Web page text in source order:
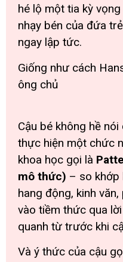
hé lộ một tia kỳ
nhạy bén của đứa
ngay lập tức.
Giống như cách
ông chủ
Cậu bé không hề
thực hiện một chức
khoa học gọi là
mô thức) – so khớp
hang động, kinh
vào tiềm thức qua
quanh từ trước khi
Và ý thức của cậu